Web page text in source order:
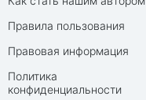
Правила пользования
Правовая информация
Политика
конфиденциальности